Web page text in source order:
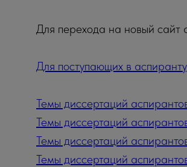
Для перехода на новый
Для поступающих в
Темы диссертаций
Темы диссертаций
Темы диссертаций
Темы диссертаций